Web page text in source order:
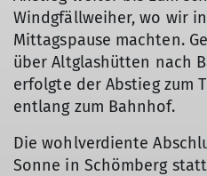
Windgfällweiher, wo wir
Mittagspause machten.
über Altglashütten nach
erfolgte der Abstieg zum
entlang zum Bahnhof.
Die wohlverdiente
Sonne in Schömberg
© DAV